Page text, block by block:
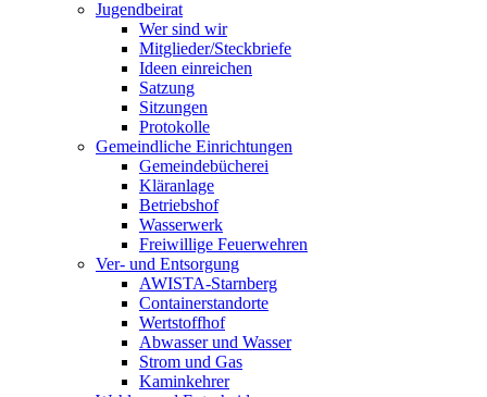
Jugendbeirat
Wer sind wir
Mitglieder/Steckbriefe
Ideen einreichen
Satzung
Sitzungen
Protokolle
Gemeindliche Einrichtungen
Gemeindebücherei
Kläranlage
Betriebshof
Wasserwerk
Freiwillige Feuerwehren
Ver- und Entsorgung
AWISTA-Starnberg
Containerstandorte
Wertstoffhof
Abwasser und Wasser
Strom und Gas
Kaminkehrer